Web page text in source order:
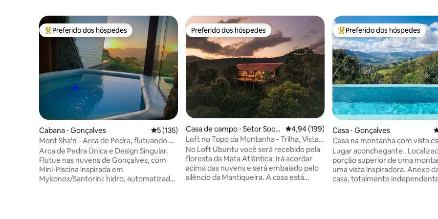
Entre os melhores preferidos dos hóspedes
Preferido dos hóspedes
Cabana ⋅ Gonçalves 5 de uma avaliação média de 5, 135 avaliações
5 (135)
Mont Sha'n - Arca de Pedra, flutuando na
montanha!
Arca de Pedra Única e Design Singular.
Flutue nas nuvens de Gonçalves, com
Mini-Piscina inspirada em
Mykonos/Santorini: hidro, automatizada
Preferido dos hóspedes
Preferido dos hóspedes
Casa de campo ⋅ Setor Socio
econômico 21
4,94 de uma avaliação média de 5, 199
4,94 (199)
Loft no Topo da Montanha - Trilha, Vista e
Cachu
No Loft Ubuntu você será recebido pela
floresta da Mata Atlântica. Irá acordar
acima das nuvens e será embalado pelo
silêncio da Mantiqueira. A casa está
Entre os melhores preferidos
Preferido dos hóspedes
Casa ⋅ Gonçalves
Casa na montanha com vista
Lugar aconchegante .
porção superior de uma
uma vista inspiradora. Anexo
casa, totalmente